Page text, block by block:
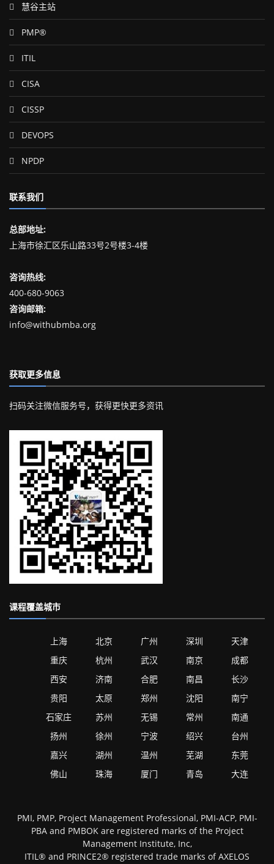
慧谷主站
PMP®
ITIL
CISA
CISSP
DEVOPS
NPDP
联系我们
总部地址:
上海市徐汇区乐山路33号2号楼3-4楼
咨询热线:
400-680-9063
咨询邮箱:
info@withubmba.org
获取更多信息
扫码关注微信服务号，获得更快更多资讯
课程覆盖城市
上海 北京 广州 深圳
天津
重庆
杭州 武汉 南京
成都
西安
济南 合肥 南昌
长沙
贵阳
太原 郑州 沈阳
南宁
石家庄
苏州 无锡 常州
南通
扬州
徐州 宁波 绍兴
台州
嘉兴
湖州 温州 芜湖
东莞
佛山
珠海 厦门 青岛 大连
PMI, PMP, Project Management Professional, PMI-ACP, PMI-
PBA and PMBOK are registered marks of the Project
Management Institute, Inc,
ITIL® and PRINCE2® registered trade marks of AXELOS